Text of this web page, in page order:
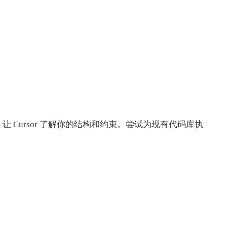
Cursor 了解你的结构和约束。尝试为现有代码库执